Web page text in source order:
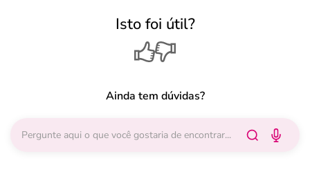
Isto foi útil?
Ainda tem dúvidas?